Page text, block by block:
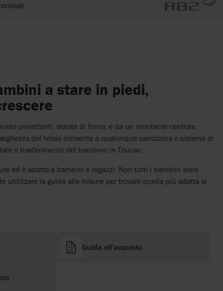
a stare in piedi,
piroettanti, dotate di freno, e da un montante centrale
del telaio consente a qualunque carrozzina o sistema di
il trasferimento del bambino in Toucan.
ed è adatto a bambini e ragazzi. Non tutti i bambini sono
utilizzare la guida alle misure per trovare quella più adatta al
Guida all'acquisto